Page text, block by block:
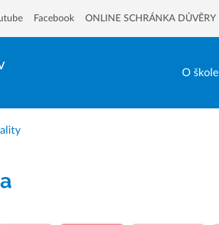
O škole
Facebook ONLINE SCHRÁNKA DŮVĚRY